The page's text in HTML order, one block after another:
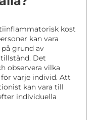
kost
kan vara
grund av
Det
observera vilka
varje individ. Att
kan vara till
individuella